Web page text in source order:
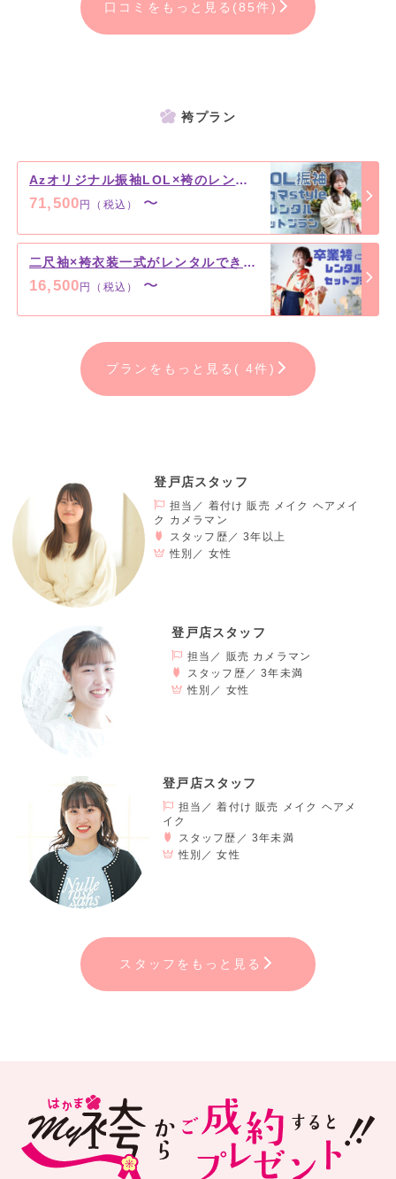
口コミをもっと見る(85件)
袴プラン
Azオリジナル振袖LOL×袴のレンタルプラン
71,500 円（税込） 〜
二尺袖×袴衣装一式がレンタルできちゃう！
16,500円（税込） 〜
プランをもっと見る( 4件)
登戸店スタッフ
担当／ 着付け 販売 メイク ヘアメイ
ク カメラマン
スタッフ歴／ 3年以上
性別／ 女性
登戸店スタッフ
担当／ 販売 カメラマン
スタッフ歴／ 3年未満
性別／ 女性
登戸店スタッフ
担当／ 着付け 販売 メイク ヘアメ
イク
スタッフ歴／ 3年未満
性別／女性
スタッフをもっと見る